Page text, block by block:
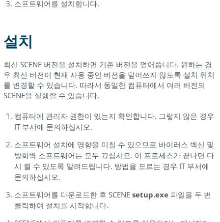
소프트웨어를 설치합니다.
설치
최신 SCENE 버전을 설치하면 기존 버전을 덮어씁니다. 원하는 경
우 최신 버전이 현재 사용 중인 버전을 덮어쓰지 않도록 설치 위치
를 변경할 수 있습니다. 따라서 동일한 컴퓨터에서 여러 버전의
SCENE을 실행할 수 있습니다.
컴퓨터에 관리자 권한이 있는지 확인합니다. 그렇지 않은 경우
IT 부서에 문의하십시오.
소프트웨어 설치에 영향을 미칠 수 있으므로 바이러스 백신 및
방화벽 소프트웨어는 모두 끄십시오. 이 프로세스가 끝나면 다
시 켤 수 있도록 알려드립니다. 방법을 모르는 경우 IT 부서에
문의하십시오.
소프트웨어를 다운로드한 후 SCENE setup.exe파일을 두 번
클릭하여 설치를 시작합니다.